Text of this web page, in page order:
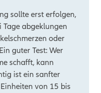
sollte erst erfolgen,
abgeklungen
oder
guter Test: Wer
schafft, kann
ist ein sanfter
von 15 bis